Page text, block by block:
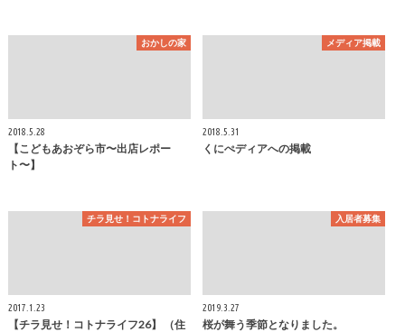
おかしの家
2018.5.28
【こどもあおぞら市〜出店レポー
ト〜】
メディア掲載
2018.5.31
くにぺディアへの掲載
チラ見せ！コトナライフ
2017.1.23
【チラ見せ！コトナライフ26】 （住
入居者募集
2019.3.27
桜が舞う季節となりました。